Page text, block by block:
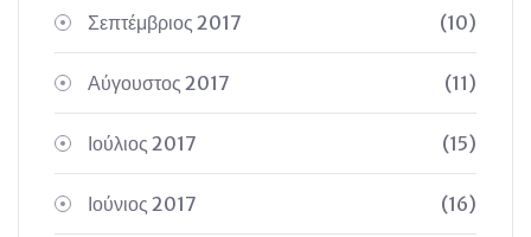
Σεπτέμβριος 2017 (10)
Αύγουστος 2017 (11)
Ιούλιος 2017 (15)
Ιούνιος 2017 (16)